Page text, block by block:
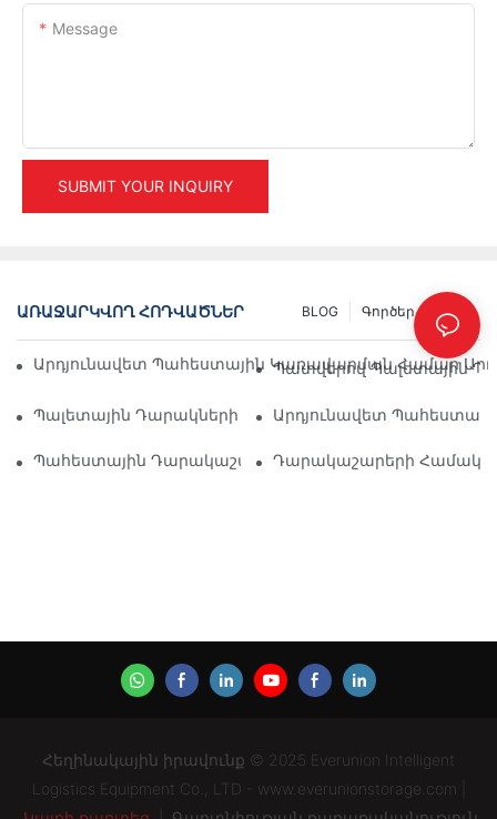
Message
SUBMIT YOUR INQUIRY
ԱՌԱՋԱՐԿՎՈՂ ՀՈԴՎԱԾՆԵՐ INFO
Գործեր
BLOG
Արդյունավետ Պահեստային Կառավարման Համար
Պատվերով Պալետային
Պալետային Դարակների Լուծումների Ապագան.
Արդյունավետ
Պահեստային Դարակաշարերի Մատակարարներ. Ինչ
Դարակաշարերի
Հեղինակային իրավունք © 2025 Everunion Intelligent
Logistics Equipment Co., LTD - www.everunionstorage.com |